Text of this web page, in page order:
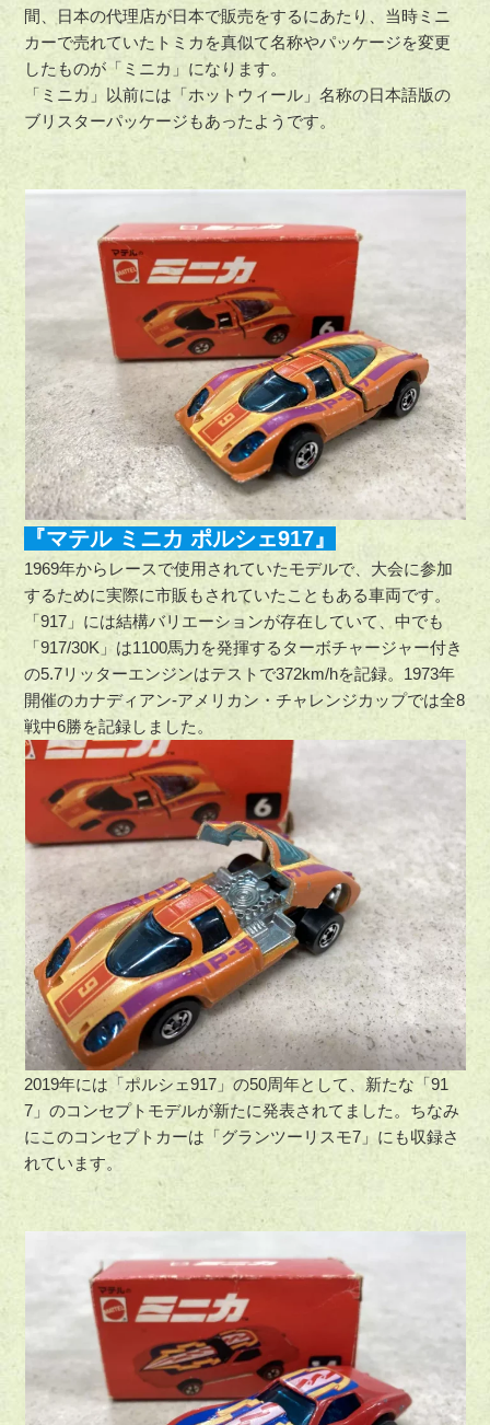
間、日本の代理店が日本で販売をするにあたり、当時ミニ
カーで売れていたトミカを真似て名称やパッケージを変更
したものが「ミニカ」になります。
「ミニカ」以前には「ホットウィール」名称の日本語版の
ブリスターパッケージもあったようです。
『マテル ミニカ ポルシェ917』
1969年からレースで使用されていたモデルで、大会に参加
するために実際に市販もされていたこともある車両です。
「917」には結構バリエーションが存在していて、中でも
「917/30K」は1100馬力を発揮するターボチャージャー付き
の5.7リッターエンジンはテストで372km/hを記録。1973年
開催のカナディアン-アメリカン・チャレンジカップでは全8
戦中6勝を記録しました。
2019年には「ポルシェ917」の50周年として、新たな「91
7」のコンセプトモデルが新たに発表されてました。ちなみ
にこのコンセプトカーは「グランツーリスモ7」にも収録さ
れています。